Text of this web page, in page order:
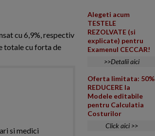
cu 6,9%, respectiv
totale cu forta de
si medici
Alegeti acum
TESTELE
REZOLVATE (si
explicate) pentru
Examenul CECCAR!
>>Detalii aici
Oferta limitata: 50%
REDUCERE la
Modele editabile
pentru Calculatia
Costurilor
Click aici >>